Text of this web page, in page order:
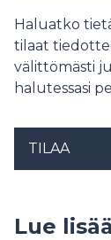
Haluatko
tilaat
välittömästi
halutessasi
TILAA
Lue